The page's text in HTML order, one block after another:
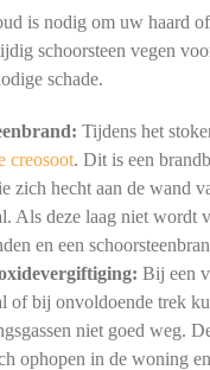
is nodig om uw haard
schoorsteen vegen
schade.
Tijdens het
creosoot. Dit is een
zich hecht aan de wand
Als deze laag niet wordt
en een
Bij een
of bij onvoldoende trek
niet goed weg.
ophopen in de woning